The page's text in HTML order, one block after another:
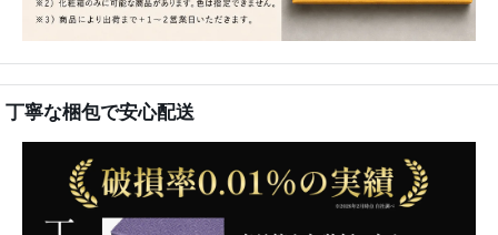
丁寧な梱包で安心配送